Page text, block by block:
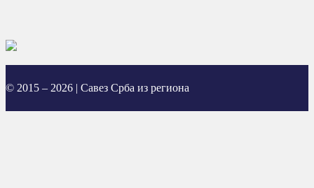
© 2015 – 2026 | Савез Срба из региона